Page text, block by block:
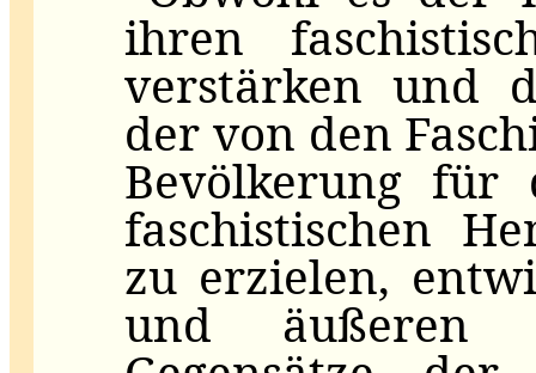
ihren
verstärken und
der von den
Bevölkerung für
faschistischen
zu erzielen,
und äußeren